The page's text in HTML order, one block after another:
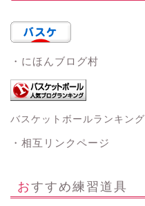
・にほんブログ村
バスケットボールランキング
・相互リンクページ
おすすめ練習道具